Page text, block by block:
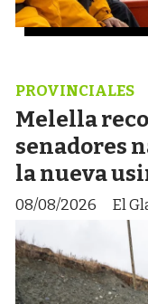
Melella
senadores
la nueva
El
PROVINCIALES
08/08/2026